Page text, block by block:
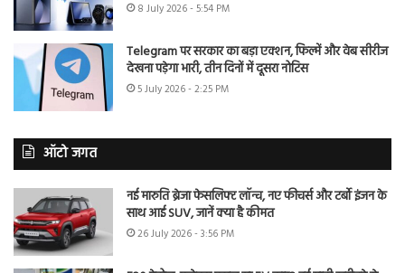
8 July 2026 - 5:54 PM
Telegram पर सरकार का बड़ा एक्शन, फिल्में और वेब सीरीज
देखना पड़ेगा भारी, तीन दिनों में दूसरा नोटिस
5 July 2026 - 2:25 PM
ऑटो जगत
नई मारुति ब्रेजा फेसलिफ्ट लॉन्च, नए फीचर्स और टर्बो इंजन के
साथ आई SUV, जानें क्या है कीमत
26 July 2026 - 3:56 PM